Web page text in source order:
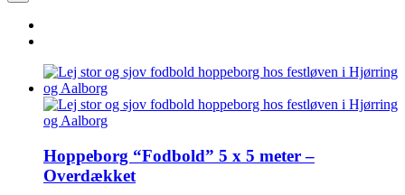
Hoppeborg “Fodbold” 5 x 5 meter –
Overdækket